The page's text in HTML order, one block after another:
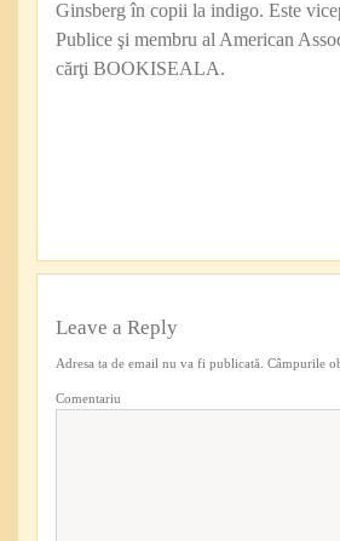
Ginsberg în copii la indigo. Este
Publice şi membru al American
cărţi BOOKISEALA.
Leave a Reply
Adresa ta de email nu va fi publicată. Câmpurile
Comentariu